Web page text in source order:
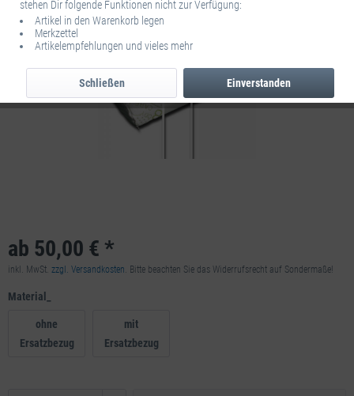
ab 50,00 € *
inkl. MwSt. zzgl. Versandkosten. Bitte beachten Sie das Widerrufsrecht auf Sondermaße!
Material_
ohne
Ersatzbezug
mit
Ersatzbezug
stehen Dir folgende Funktionen nicht zur Verfügung:
Artikel in den Warenkorb legen
Merkzettel
Artikelempfehlungen und vieles mehr
Einverstanden
Schließen